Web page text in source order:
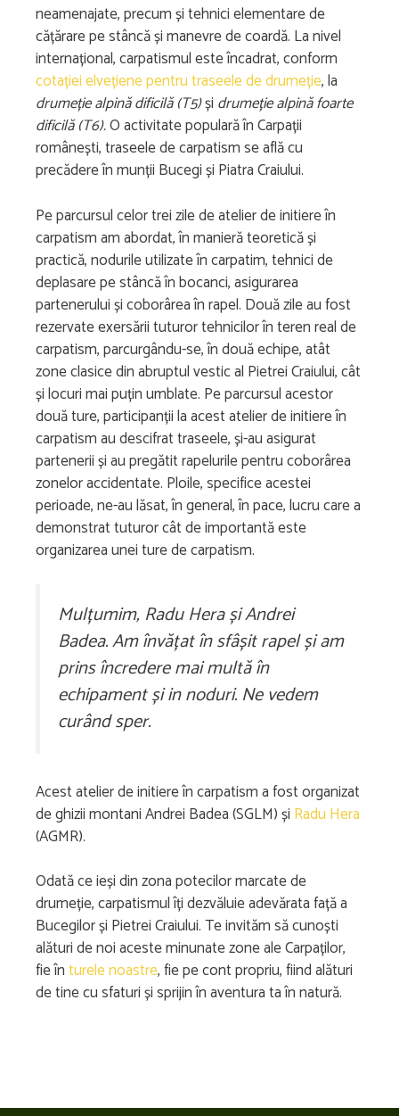
neamenajate, precum și tehnici elementare de
cățărare pe stâncă și manevre de coardă. La nivel
internațional, carpatismul este încadrat, conform
cotației elvețiene pentru traseele de drumeție, la
drumeție alpină dificilă (T5)și drumeție alpină foarte
dificilă (T6).O activitate populară în Carpații
românești, traseele de carpatism se află cu
precădere în munții Bucegi și Piatra Craiului.
Pe parcursul celor trei zile de atelier de initiere în
carpatism am abordat, în manieră teoretică și
practică, nodurile utilizate în carpatim, tehnici de
deplasare pe stâncă în bocanci, asigurarea
partenerului și coborârea în rapel. Două zile au fost
rezervate exersării tuturor tehnicilor în teren real de
carpatism, parcurgându-se, în două echipe, atât
zone clasice din abruptul vestic al Pietrei Craiului, cât
și locuri mai puțin umblate. Pe parcursul acestor
două ture, participanții la acest atelier de initiere în
carpatism au descifrat traseele, și-au asigurat
partenerii și au pregătit rapelurile pentru coborârea
zonelor accidentate. Ploile, specifice acestei
perioade, ne-au lăsat, în general, în pace, lucru care a
demonstrat tuturor cât de importantă este
organizarea unei ture de carpatism.
Mulțumim, Radu Hera și Andrei
Badea. Am învățat în sfâșit rapel și am
prins încredere mai multă în
echipament și in noduri. Ne vedem
curând sper.
Acest atelier de initiere în carpatism a fost organizat
de ghizii montani Andrei Badea (SGLM) și Radu Hera
(AGMR).
Odată ce ieși din zona potecilor marcate de
drumeție, carpatismul îți dezvăluie adevărata față a
Bucegilor și Pietrei Craiului. Te invităm să cunoști
alături de noi aceste minunate zone ale Carpaților,
fie înturele noastre, fie pe cont propriu, fiind alături
de tine cu sfaturi și sprijin în aventura ta în natură.